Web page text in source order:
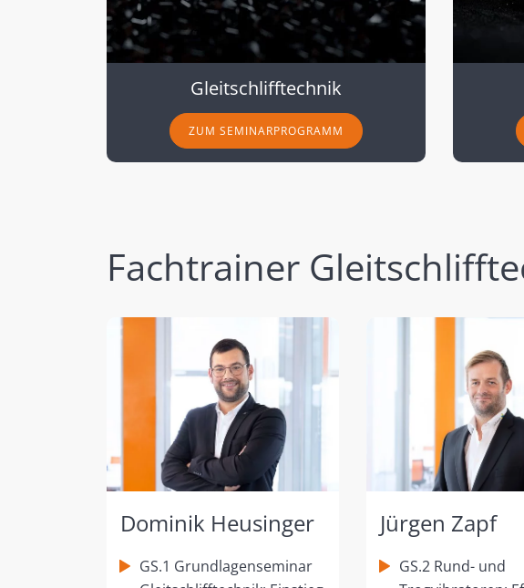
Gleitschlifftechnik
ZUM SEMINARPROGRAMM
Fachtrainer
Dominik Heusinger
GS.1 Grundlagenseminar
Jürgen Zapf
GS.2 Rund- und